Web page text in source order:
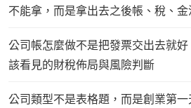
不能拿，而是拿出去之後帳、稅、
公司帳怎麼做不是把發票交出去就
該看見的財稅佈局與風險判斷
公司類型不是表格題，而是創業第